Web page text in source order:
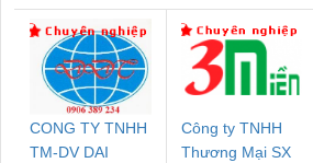
CONG TY TNHH
TM-DV DAI
Công ty TNHH
Thương Mại SX